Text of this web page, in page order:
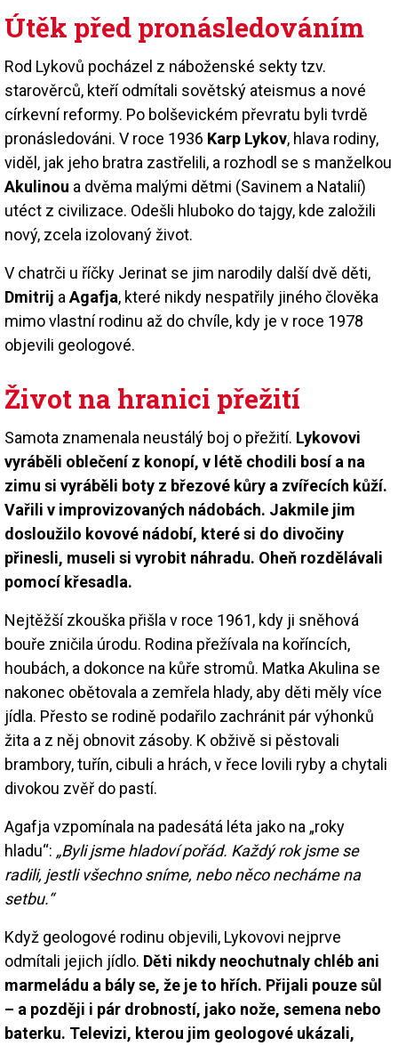
Útěk před pronásledováním
Rod Lykovů pocházel z náboženské sekty tzv.
starověrců, kteří odmítali sovětský ateismus a nové
církevní reformy. Po bolševickém převratu byli tvrdě
pronásledováni. V roce 1936 Karp Lykov, hlava rodiny,
viděl, jak jeho bratra zastřelili, a rozhodl se s manželkou
Akulinou a dvěma malými dětmi (Savinem a Natalií)
utéct z civilizace. Odešli hluboko do tajgy, kde založili
nový, zcela izolovaný život.
V chatrči u říčky Jerinat se jim narodily další dvě děti,
Dmitrij a Agafja, které nikdy nespatřily jiného člověka
mimo vlastní rodinu až do chvíle, kdy je v roce 1978
objevili geologové.
Život na hranici přežití
Samota znamenala neustálý boj o přežití. Lykovovi
vyráběli oblečení z konopí, v létě chodili bosí a na
zimu si vyráběli boty z březové kůry a zvířecích kůží.
Vařili v improvizovaných nádobách. Jakmile jim
dosloužilo kovové nádobí, které si do divočiny
přinesli, museli si vyrobit náhradu. Oheň rozdělávali
pomocí křesadla.
Nejtěžší zkouška přišla v roce 1961, kdy ji sněhová
bouře zničila úrodu. Rodina přežívala na koříncích,
houbách, a dokonce na kůře stromů. Matka Akulina se
nakonec obětovala a zemřela hlady, aby děti měly více
jídla. Přesto se rodině podařilo zachránit pár výhonků
žita a z něj obnovit zásoby. K obživě si pěstovali
brambory, tuřín, cibuli a hrách, v řece lovili ryby a chytali
divokou zvěř do pastí.
Agafja vzpomínala na padesátá léta jako na „roky
hladu“: „Byli jsme hladoví pořád. Každý rok jsme se
radili, jestli všechno sníme, nebo něco necháme na
setbu.“
Když geologové rodinu objevili, Lykovovi nejprve
odmítali jejich jídlo. Děti nikdy neochutnaly chléb ani
marmeládu a bály se, že je to hřích. Přijali pouze sůl
– a později i pár drobností, jako nože, semena nebo
baterku. Televizi, kterou jim geologové ukázali,